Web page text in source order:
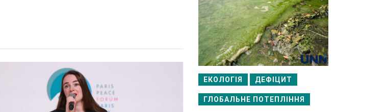
ЕКОЛОГІЯ ДЕФІЦИТ
ГЛОБАЛЬНЕ ПОТЕПЛІННЯ